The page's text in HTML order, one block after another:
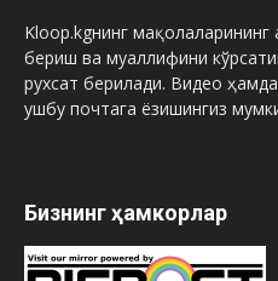
Kloop.kgнинг мақолаларининг
бериш ва муаллифини
рухсат берилади. Видео
ушбу почтага ёзишингиз
Бизнинг ҳамкорлар